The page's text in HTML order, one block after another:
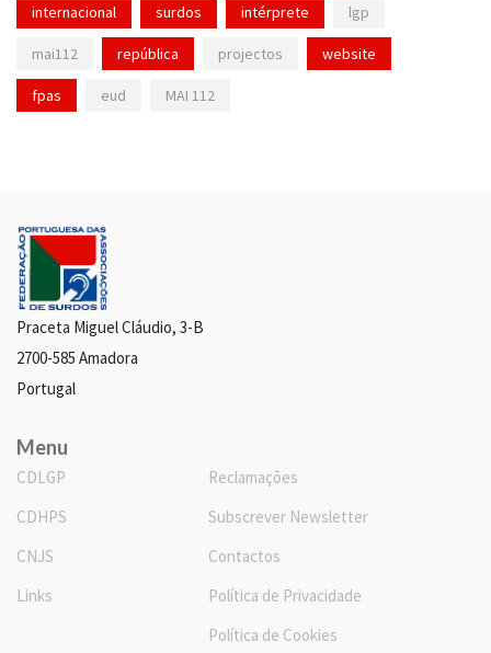
internacional surdos intérprete lgp
mai112 república projectos website
fpas eud MAI 112
Praceta Miguel Cláudio, 3-B
2700-585 Amadora
Portugal
Menu
CDLGP
CDHPS
CNJS
Links
Reclamações
Subscrever Newsletter
Contactos
Política de Privacidade
Política de Cookies